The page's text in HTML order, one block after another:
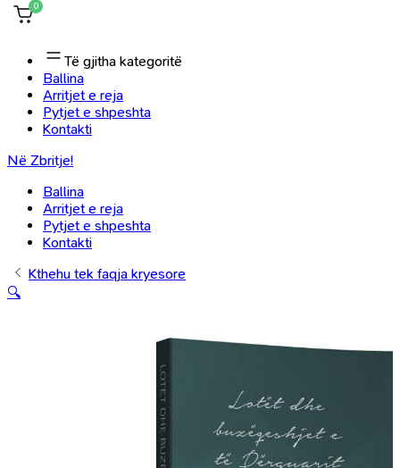
0
Të gjitha kategoritë
Ballina
Arritjet e reja
Pytjet e shpeshta
Kontakti
Në Zbritje!
Ballina
Arritjet e reja
Pytjet e shpeshta
Kontakti
Kthehu tek faqja kryesore
🔍